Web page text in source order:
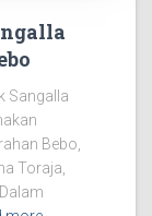
Sangalla
Bebo,
Toraja,